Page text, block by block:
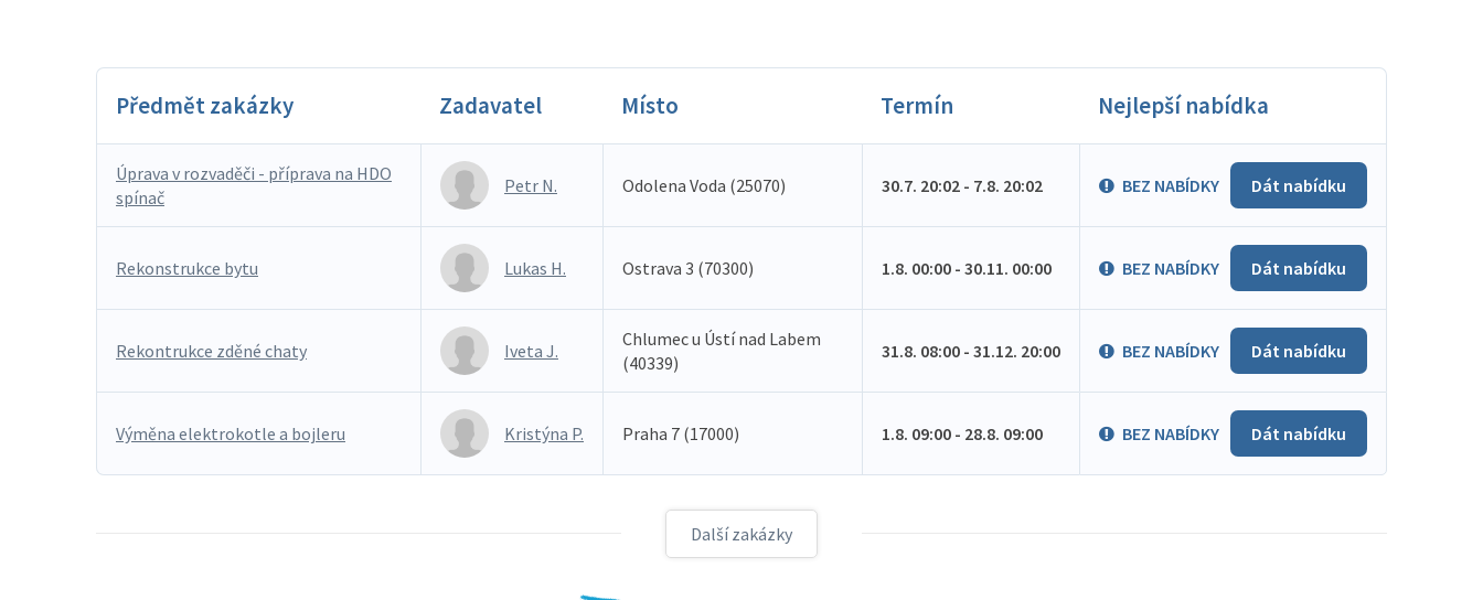
Předmět zakázky Zadavatel Místo Termín Nejlepší nabídka
Úprava v rozvaděči - příprava na HDO
spínač
Petr N. Odolena Voda (25070) 30.7. 20:02 - 7.8. 20:02 BEZ NABÍDKY Dát nabídku
Rekonstrukce bytu Lukas H. Ostrava 3 (70300) 1.8. 00:00 - 30.11. 00:00 BEZ NABÍDKY Dát nabídku
Rekontrukce zděné chaty Iveta J.
Chlumec u Ústí nad Labem
(40339)
31.8. 08:00 - 31.12. 20:00 BEZ NABÍDKY Dát nabídku
Výměna elektrokotle a bojleru Kristýna P. Praha 7 (17000) 1.8. 09:00 - 28.8. 09:00 BEZ NABÍDKY Dát nabídku
Další zakázky